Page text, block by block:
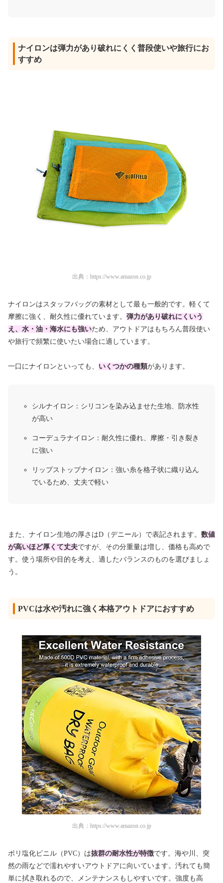
ナイロンは弾力があり破れにくく普段使いや旅行にお
すすめ
出典： https://www.amazon.co.jp
ナイロンはスタッフバッグの素材として最も一般的です。軽くて
摩擦に強く、耐久性に優れています。 弾力があり破れにくいう
え、水・油・海水にも強いため、アウトドアはもちろん普段使い
や旅行で頻繁に使いたい場合に適しています。
一口にナイロンといっても、 いくつかの種類があります。
シルナイロン：シリコンを染み込ませた生地、防水性
が高い
コーデュラナイロン：耐久性に優れ、摩擦・引き裂き
に強い
リップストップナイロン：強い糸を格子状に織り込ん
でいるため、丈夫で軽い
また、ナイロン生地の厚さはD（デニール）で表記されます。 数値
が高いほど厚くて丈夫ですが、その分重量は増し、価格も高めで
す。使う場所や目的を考え、適したバランスのものを選びましょ
う。
PVCは水や汚れに強く本格アウトドアにおすすめ
出典： https://www.amazon.co.jp
ポリ塩化ビニル（PVC）は抜群の耐水性が特徴です。海や川、突
然の雨などで濡れやすいアウトドアに向いています。汚れても簡
単に拭き取れるので、メンテナンスもしやすいです。強度も高